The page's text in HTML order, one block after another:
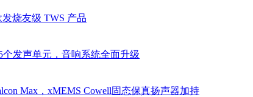
发烧友级 TWS 产品
发声单元，音响系统全面升级
Max，xMEMS Cowell固态保真扬声器加持